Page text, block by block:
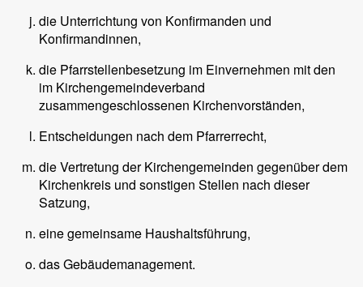
die Unterrichtung von Konfirmanden und
Konfirmandinnen,
die Pfarrstellenbesetzung im Einvernehmen mit den
im Kirchengemeindeverband
zusammengeschlossenen Kirchenvorständen,
Entscheidungen nach dem Pfarrerrecht,
die Vertretung der Kirchengemeinden gegenüber dem
Kirchenkreis und sonstigen Stellen nach dieser
Satzung,
eine gemeinsame Haushaltsführung,
das Gebäudemanagement.